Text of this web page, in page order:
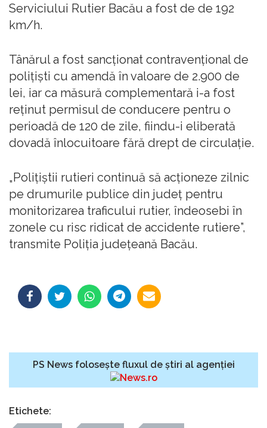
Serviciului Rutier Bacău a fost de de 192
km/h.
Tânărul a fost sancţionat contravenţional de
poliţişti cu amendă în valoare de 2.900 de
lei, iar ca măsură complementară i-a fost
reţinut permisul de conducere pentru o
perioadă de 120 de zile, fiindu-i eliberată
dovadă înlocuitoare fără drept de circulaţie.
„Poliţiştii rutieri continuă să acţioneze zilnic
pe drumurile publice din judeţ pentru
monitorizarea traficului rutier, îndeosebi în
zonele cu risc ridicat de accidente rutiere”,
transmite Poliţia judeţeană Bacău.
PS News folosește fluxul de știri al agenției
Etichete: